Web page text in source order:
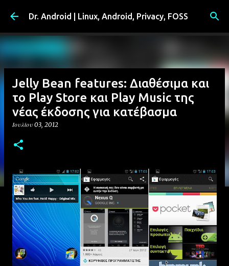
Μετάβαση στο κύριο περιεχόμενο
Dr. Android | Linux, Android, Privacy, FOSS
Jelly Bean features: Διαθέσιμα και
το Play Store και Play Music της
νέας έκδοσης για κατέβασμα
Ιουλίου 03, 2012